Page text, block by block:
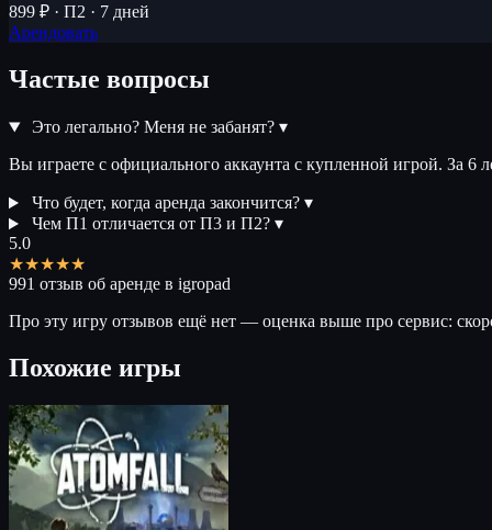
899 ₽ · П2 · 7 дней
Арендовать
Частые вопросы
Это легально? Меня не забанят? ▾
Вы играете с официального аккаунта с купленной игрой. За
Что будет, когда аренда закончится? ▾
Чем П1 отличается от П3 и П2? ▾
5.0
★★★★★
991 отзыв об аренде в igropad
Про эту игру отзывов ещё нет — оценка выше про сервис:
Похожие игры